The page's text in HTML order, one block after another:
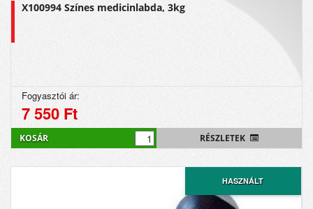
X100994 Színes medicinlabda, 3kg
Fogyasztói ár:
7 550 Ft
RÉSZLETEK
KOSÁR
HASZNÁLT